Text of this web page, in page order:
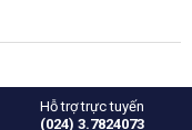
Hỗ trợ trực tuyến
(024) 3.7824073